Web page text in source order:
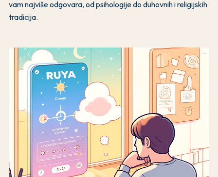
vam najviše odgovara, od psihologije do duhovnih i religijskih
tradicija.